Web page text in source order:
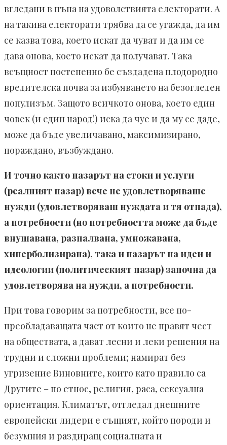
вгледани в пъпа на удоволствията електорати. А
на такива електорати трябва да се угажда, да им
се казва това, което искат да чуват и да им се
дава онова, което искат да получават. Така
всъщност постепенно бе създадена плодородно
вредителска почва за избуяването на безогледен
популизъм. Защото всичкото онова, което един
човек (и един народ!) иска да чуе и да му се даде,
може да бъде увеличавано, максимизирано,
пораждано, възбуждано.
И точно както пазарът на стоки и услуги
(реалният пазар) вече не удовлетворяваше
нужди (удовлетворяваш нуждата и тя отпада),
а потребности (но потребността може да бъде
внушавана, разпалвана, умножавана,
хиперболизирана), така и пазарът на идеи и
идеологии (политическият пазар) започна да
удовлетворява на нужди, а потребности.
При това говорим за потребности, все по-
преобладаващата част от които не правят чест
на обществата, а дават лесни и леки решения на
трудни и сложни проблеми; намират без
угризение Виновните, които като правило са
Другите – по етнос, религия, раса, сексуална
ориентация. Климатът, отгледал днешните
европейски лидери е същият, който породи и
безумния и раздиращ социалната и